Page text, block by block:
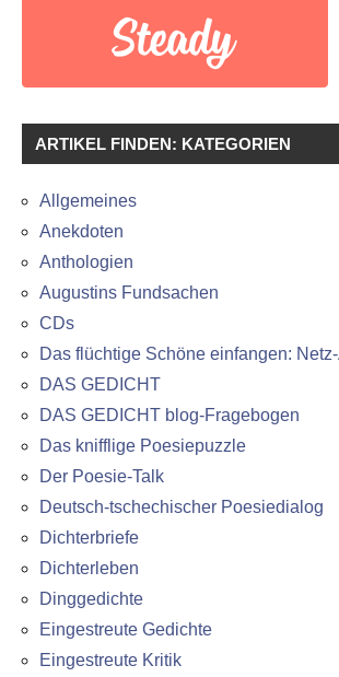
ARTIKEL FINDEN: KATEGORIEN
Allgemeines
Anekdoten
Anthologien
Augustins Fundsachen
CDs
Das flüchtige Schöne einfangen:
DAS GEDICHT
DAS GEDICHT blog-Fragebogen
Das knifflige Poesiepuzzle
Der Poesie-Talk
Deutsch-tschechischer Poesiedialog
Dichterbriefe
Dichterleben
Dinggedichte
Eingestreute Gedichte
Eingestreute Kritik